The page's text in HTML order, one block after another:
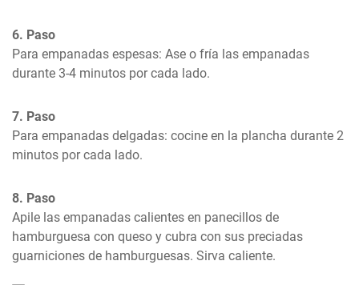
6. Paso
Para empanadas espesas: Ase o fría las empanadas
durante 3-4 minutos por cada lado.
7. Paso
Para empanadas delgadas: cocine en la plancha durante 2
minutos por cada lado.
8. Paso
Apile las empanadas calientes en panecillos de
hamburguesa con queso y cubra con sus preciadas
guarniciones de hamburguesas. Sirva caliente.